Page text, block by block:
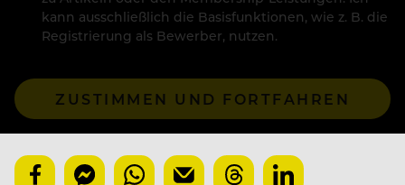
kann ausschließlich die Basisfunktionen, wie z. B. die
Registrierung als Bewerber, nutzen.
ZUSTIMMEN UND FORTFAHREN